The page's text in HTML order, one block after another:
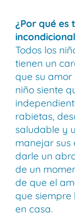
¿Por qué
Todos los
tienen un
que su amor
niño siente
rabietas,
saludable y
manejar sus
darle un
de un
de que el
que
en casa.